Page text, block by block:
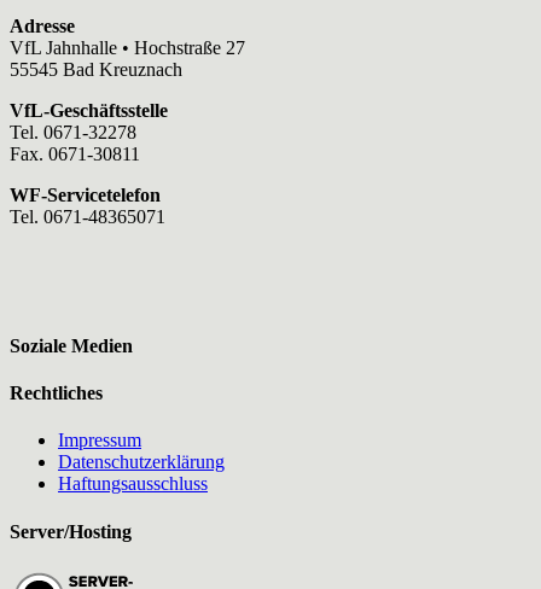
Adresse
VfL Jahnhalle • Hochstraße 27
55545 Bad Kreuznach
VfL-Geschäftsstelle
Tel. 0671-32278
Fax. 0671-30811
WF-Servicetelefon
Tel. 0671-48365071
Soziale Medien
Rechtliches
Impressum
Datenschutzerklärung
Haftungsausschluss
Server/Hosting